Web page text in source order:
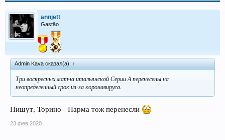
annjett
Gastão
Admin Kava сказал(а): ↑
Три воскресных матча итальянской Серии А перенесены на
неопределенный срок из-за коронавируса.
Пишут, Торино - Парма тож перенесли
23 фев 2020